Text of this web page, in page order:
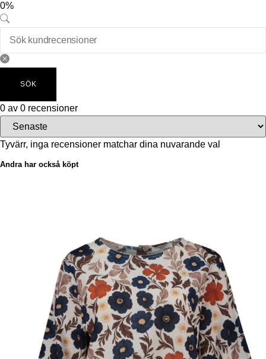
0%
SÖK
0 av 0 recensioner
Tyvärr, inga recensioner matchar dina nuvarande val
Andra har också köpt